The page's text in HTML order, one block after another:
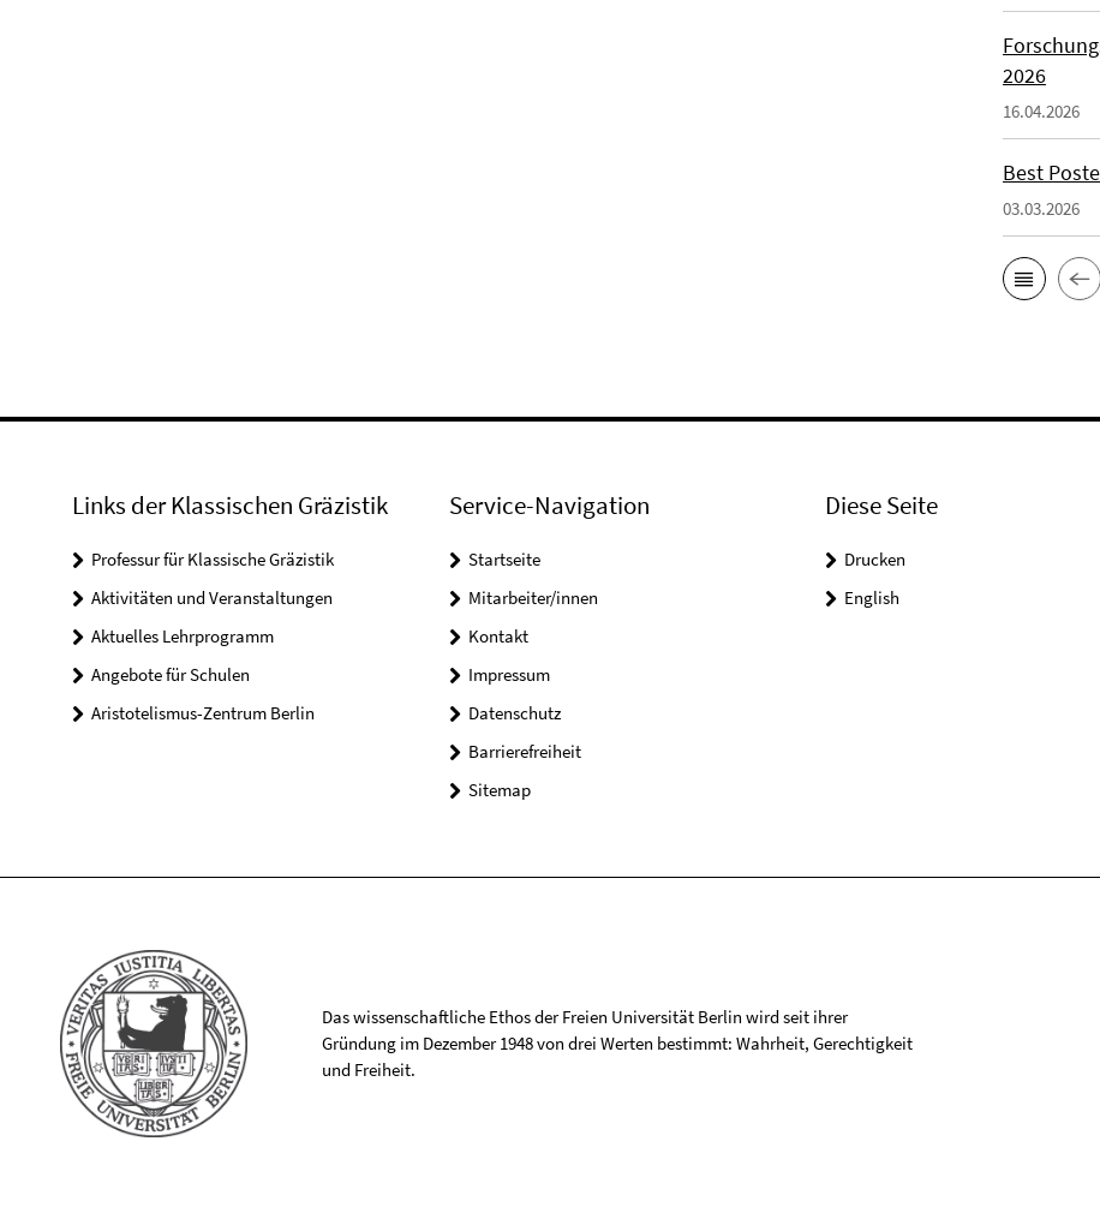
2026
16.04.2026
Best
03.03.2026
Links der Klassischen Gräzistik
Professur für Klassische Gräzistik
Aktivitäten und Veranstaltungen
Aktuelles Lehrprogramm
Angebote für Schulen
Aristotelismus-Zentrum Berlin
Service-Navigation
Startseite
Mitarbeiter/innen
Kontakt
Impressum
Datenschutz
Barrierefreiheit
Sitemap
Diese Seite
Drucken
English
Das wissenschaftliche Ethos der Freien Universität Berlin wird seit ihrer
Gründung im Dezember 1948 von drei Werten bestimmt: Wahrheit, Gerechtigkeit
und Freiheit.